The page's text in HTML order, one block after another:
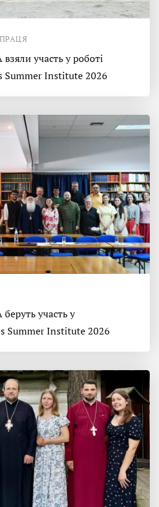
участь у роботі
Summer Institute 2026
участь у
Summer Institute 2026